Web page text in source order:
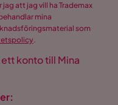
att jag vill ha Trademax
mina
som
.
konto till Mina